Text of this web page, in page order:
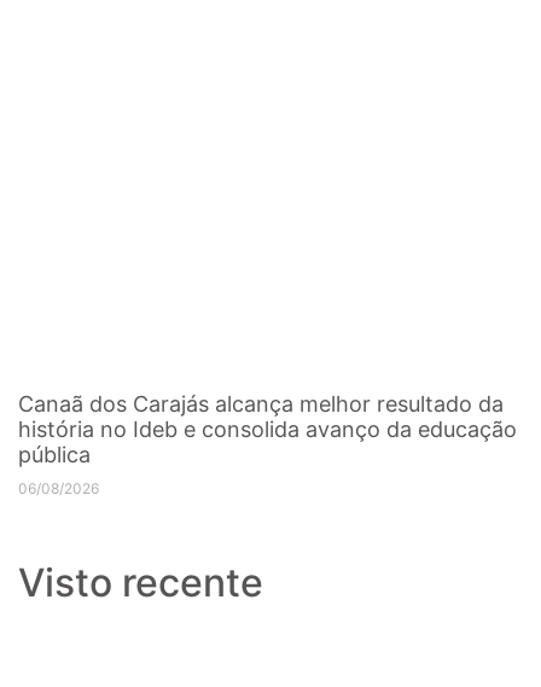
Canaã dos Carajás alcança melhor resultado da
história no Ideb e consolida avanço da educação
pública
06/08/2026
Visto recente